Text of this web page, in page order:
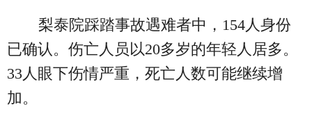
梨泰院踩踏事故遇难者中，154人身份
已确认。伤亡人员以20多岁的年轻人居多。
33人眼下伤情严重，死亡人数可能继续增
加。